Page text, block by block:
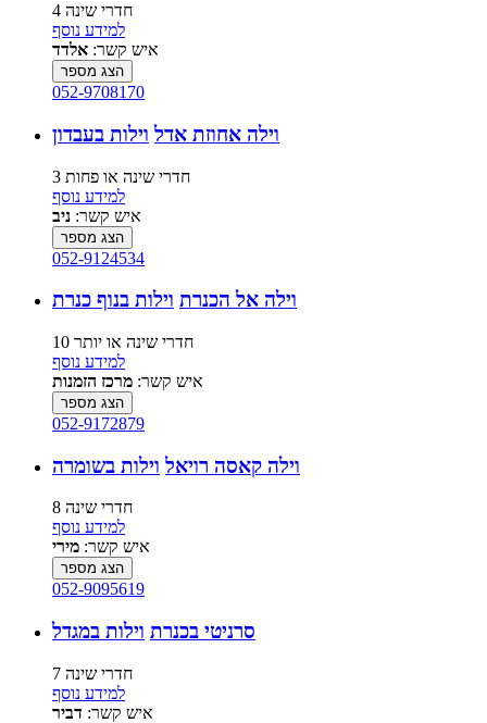
4 חדרי שינה
למידע נוסף
איש קשר: אלדד
הצג מספר
052-9708170
וילה אחוזת אדל וילות בעבדון
3 חדרי שינה או פחות
למידע נוסף
איש קשר: ניב
הצג מספר
052-9124534
וילה אל הכנרת וילות בנוף כנרת
10 חדרי שינה או יותר
למידע נוסף
איש קשר: מרכז הזמנות
הצג מספר
052-9172879
וילה קאסה רויאל וילות בשומרה
8 חדרי שינה
למידע נוסף
איש קשר: מירי
הצג מספר
052-9095619
סרניטי בכנרת וילות במגדל
7 חדרי שינה
למידע נוסף
איש קשר: דביר